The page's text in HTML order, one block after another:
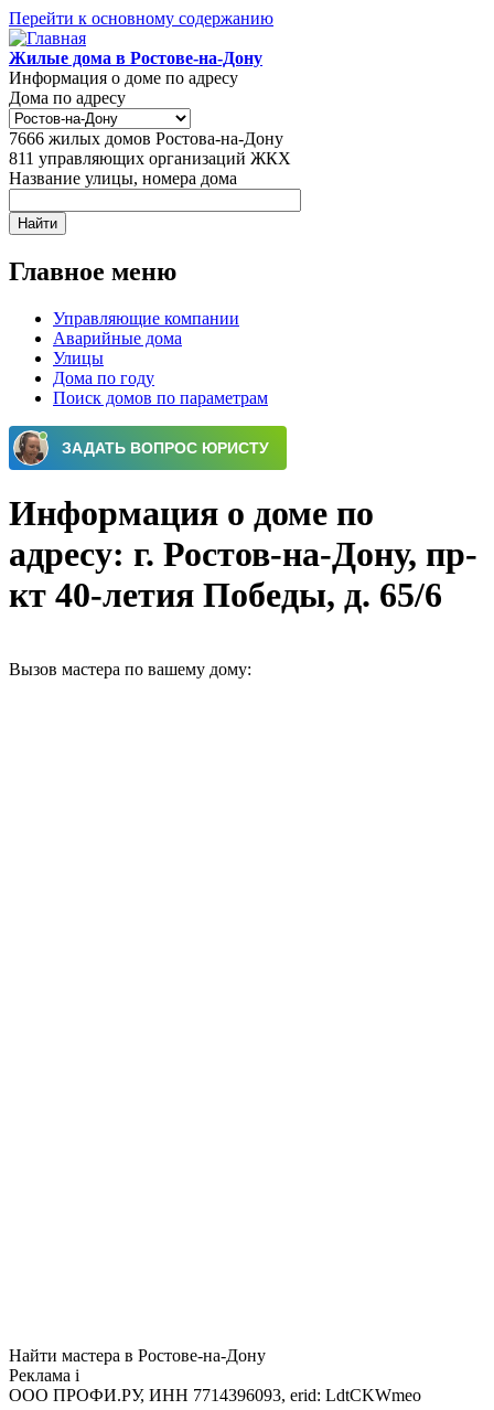
Перейти к основному содержанию
Жилые дома в Ростове-на-Дону
Информация о доме по адресу
Дома по адресу
7666 жилых домов Ростова-на-Дону
811 управляющих организаций ЖКХ
Название улицы, номера дома
Главное меню
Управляющие компании
Аварийные дома
Улицы
Дома по году
Поиск домов по параметрам
Информация о доме по
адресу: г. Ростов-на-Дону, пр-
кт 40-летия Победы, д. 65/6
Вызов мастера по вашему дому:
Найти мастера в Ростове-на-Дону
Реклама i
ООО ПРОФИ.РУ, ИНН 7714396093, erid: LdtCKWmeo